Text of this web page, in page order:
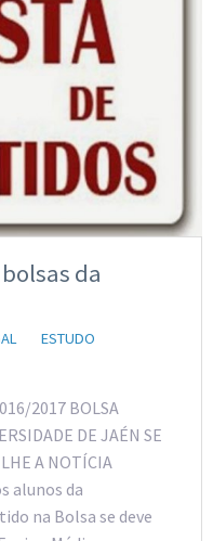
da
ESTUDO
2017 BOLSA
DE JAÉN SE
A NOTÍCIA
alunos da
na Bolsa se deve